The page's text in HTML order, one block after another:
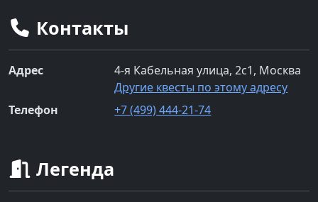
Контакты
Адрес
4-я Кабельная улица, 2с1, Москва
Другие квесты по этому адресу
Телефон
+7 (499) 444-21-74
Легенда